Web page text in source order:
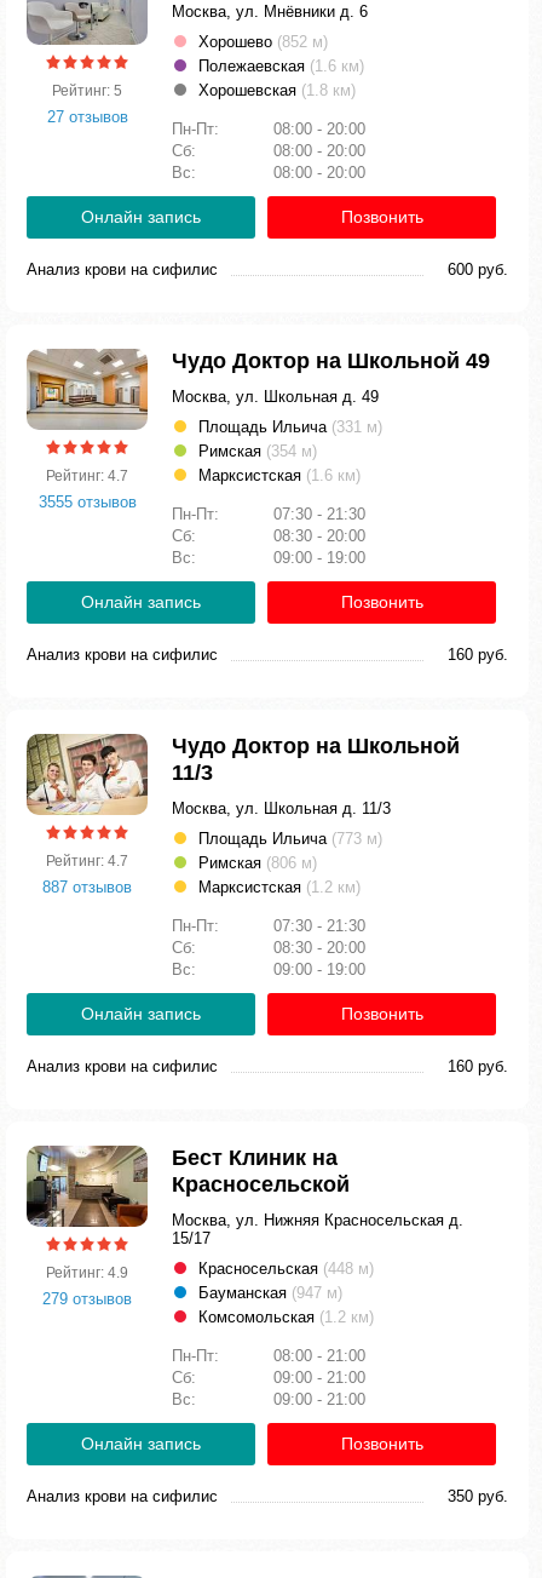
Рейтинг: 5
27 отзывов
Москва, ул. Мнёвники д. 6
Хорошево (852 м)
Полежаевская (1.6 км)
Хорошевская (1.8 км)
Пн-Пт:
08:00 - 20:00
Сб:
08:00 - 20:00
Вс:
08:00 - 20:00
Онлайн запись Позвонить
Анализ крови на сифилис 600 руб.
Рейтинг: 4.7
3555 отзывов
Чудо Доктор на Школьной 49
Москва, ул. Школьная д. 49
Площадь Ильича (331 м)
Римская (354 м)
Марксистская (1.6 км)
Пн-Пт:
07:30 - 21:30
Сб:
08:30 - 20:00
Вс:
09:00 - 19:00
Онлайн запись Позвонить
Анализ крови на сифилис 160 руб.
Рейтинг: 4.7
887 отзывов
Чудо Доктор на Школьной
11/3
Москва, ул. Школьная д. 11/3
Площадь Ильича (773 м)
Римская (806 м)
Марксистская (1.2 км)
Пн-Пт:
07:30 - 21:30
Сб:
08:30 - 20:00
Вс:
09:00 - 19:00
Онлайн запись Позвонить
Анализ крови на сифилис 160 руб.
Рейтинг: 4.9
279 отзывов
Бест Клиник на
Красносельской
Москва, ул. Нижняя Красносельская д.
15/17
Красносельская (448 м)
Бауманская (947 м)
Комсомольская (1.2 км)
Пн-Пт:
08:00 - 21:00
Сб:
09:00 - 21:00
Вс:
09:00 - 21:00
Онлайн запись Позвонить
Анализ крови на сифилис 350 руб.